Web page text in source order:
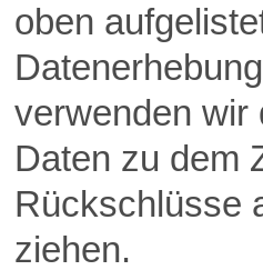
oben
verwenden wir
Daten zu dem
Rückschlüsse
ziehen.